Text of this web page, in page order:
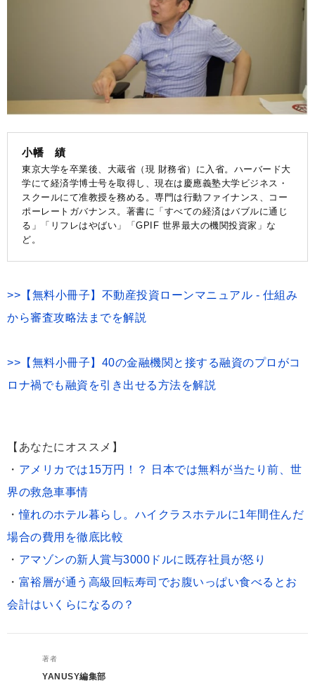
小幡 績
東京大学を卒業後、大蔵省（現 財務省）に入省。ハーバード大
学にて経済学博士号を取得し、現在は慶應義塾大学ビジネス・
スクールにて准教授を務める。専門は行動ファイナンス、コー
ポーレートガバナンス。著書に「すべての経済はバブルに通じ
る」「リフレはやばい」「GPIF 世界最大の機関投資家」な
ど。
>>【無料小冊子】不動産投資ローンマニュアル - 仕組み
から審査攻略法までを解説
>>【無料小冊子】40の金融機関と接する融資のプロがコ
ロナ禍でも融資を引き出せる方法を解説
【あなたにオススメ】
・ アメリカでは15万円！？ 日本では無料が当たり前、世
界の救急車事情
・憧れのホテル暮らし。ハイクラスホテルに1年間住んだ
場合の費用を徹底比較
・ アマゾンの新人賞与3000ドルに既存社員が怒り
・ 富裕層が通う高級回転寿司でお腹いっぱい食べるとお
会計はいくらになるの？
著者
YANUSY編集部